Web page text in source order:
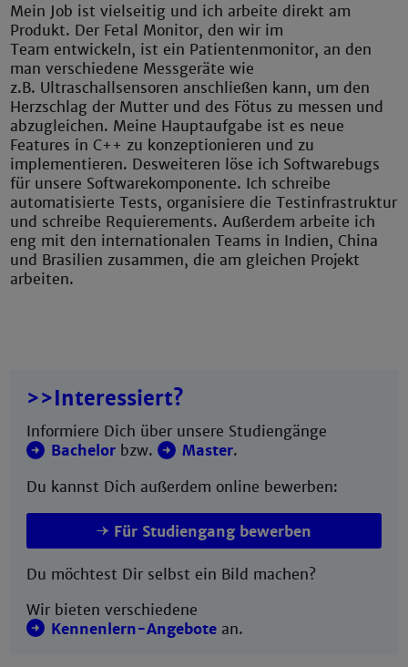
Mein Job ist vielseitig und ich arbeite direkt am
Produkt. Der Fetal Monitor, den wir im
Team entwickeln, ist ein Patientenmonitor, an den
man verschiedene Messgeräte wie
z.B. Ultraschallsensoren anschließen kann, um den
Herzschlag der Mutter und des Fötus zu messen und
abzugleichen. Meine Hauptaufgabe ist es neue
Features in C++ zu konzeptionieren und zu
implementieren. Desweiteren löse ich Softwarebugs
für unsere Softwarekomponente. Ich schreibe
automatisierte Tests, organisiere die Testinfrastruktur
und schreibe Requierements. Außerdem arbeite ich
eng mit den internationalen Teams in Indien, China
und Brasilien zusammen, die am gleichen Projekt
arbeiten.
>>Interessiert?
Informiere Dich über unsere Studiengänge
Bachelor bzw. Master.
Du kannst Dich außerdem online bewerben:
Für Studiengang bewerben
Du möchtest Dir selbst ein Bild machen?
Wir bieten verschiedene
Kennenlern-Angebote an.